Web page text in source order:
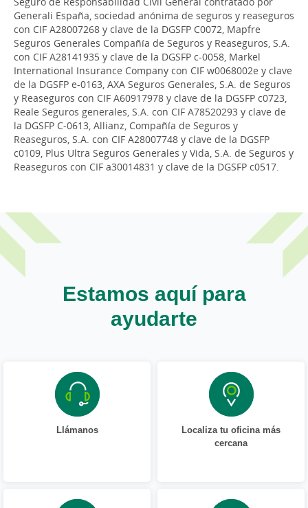
Generali España, sociedad anónima de seguros y reaseguros
con CIF A28007268 y clave de la DGSFP C0072, Mapfre
Seguros Generales Compañía de Seguros y Reaseguros, S.A.
con CIF A28141935 y clave de la DGSFP c-0058, Markel
International Insurance Company con CIF w0068002e y clave
de la DGSFP e-0163, AXA Seguros Generales, S.A. de Seguros
y Reaseguros con CIF A60917978 y clave de la DGSFP c0723,
Reale Seguros generales, S.A. con CIF A78520293 y clave de
la DGSFP C-0613, Allianz, Compañía de Seguros y
Reaseguros, S.A. con CIF A28007748 y clave de la DGSFP
c0109, Plus Ultra Seguros Generales y Vida, S.A. de Seguros y
Reaseguros con CIF a30014831 y clave de la DGSFP c0517.
Estamos aquí para
ayudarte
Llámanos
Localiza tu oficina más
cercana